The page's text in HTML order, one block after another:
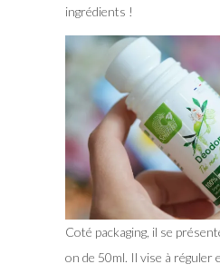
ingrédients !
Coté packaging, il se
on de 50ml. Il vise à réguler